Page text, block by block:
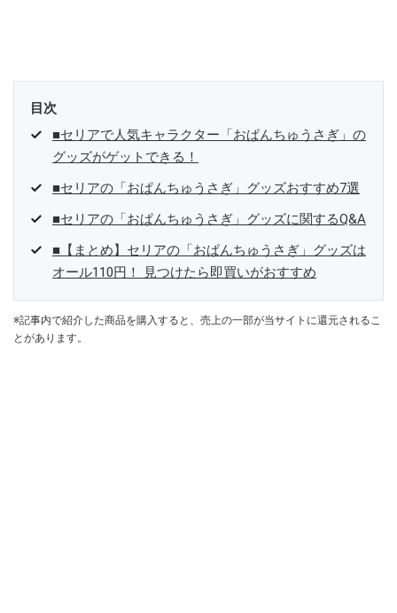
目次
■セリアで人気キャラクター「おぱんちゅうさぎ」の
グッズがゲットできる！
■セリアの「おぱんちゅうさぎ」グッズおすすめ7選
■セリアの「おぱんちゅうさぎ」グッズに関するQ&A
■【まとめ】セリアの「おぱんちゅうさぎ」グッズは
オール110円！ 見つけたら即買いがおすすめ
※記事内で紹介した商品を購入すると、売上の一部が当サイトに還元されるこ
とがあります。